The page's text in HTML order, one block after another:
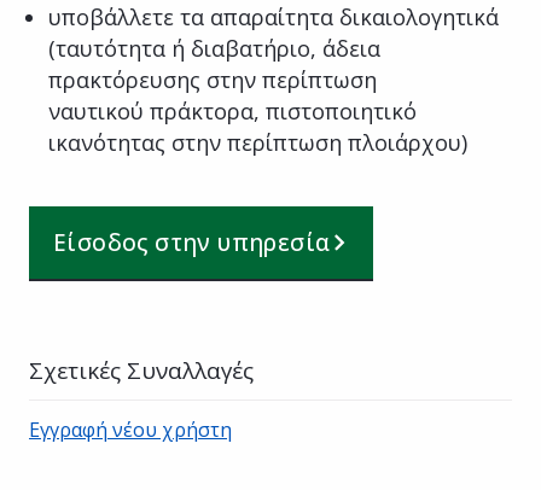
υποβάλλετε τα απαραίτητα δικαιολογητικά
(ταυτότητα ή διαβατήριο, άδεια
πρακτόρευσης στην περίπτωση
ναυτικού πράκτορα, πιστοποιητικό
ικανότητας στην περίπτωση πλοιάρχου)
Είσοδος στην υπηρεσία
Σχετικές Συναλλαγές
Εγγραφή νέου χρήστη